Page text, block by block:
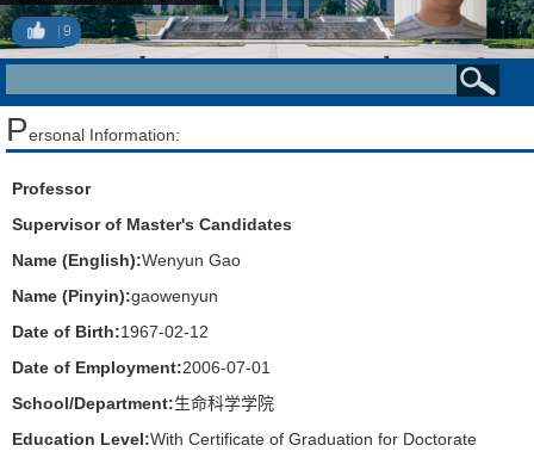
9
Personal Information:
Professor
Supervisor of Master's Candidates
Name (English):Wenyun Gao
Name (Pinyin):gaowenyun
Date of Birth:1967-02-12
Date of Employment:2006-07-01
School/Department:生命科学学院
Education Level:With Certificate of Graduation for Doctorate